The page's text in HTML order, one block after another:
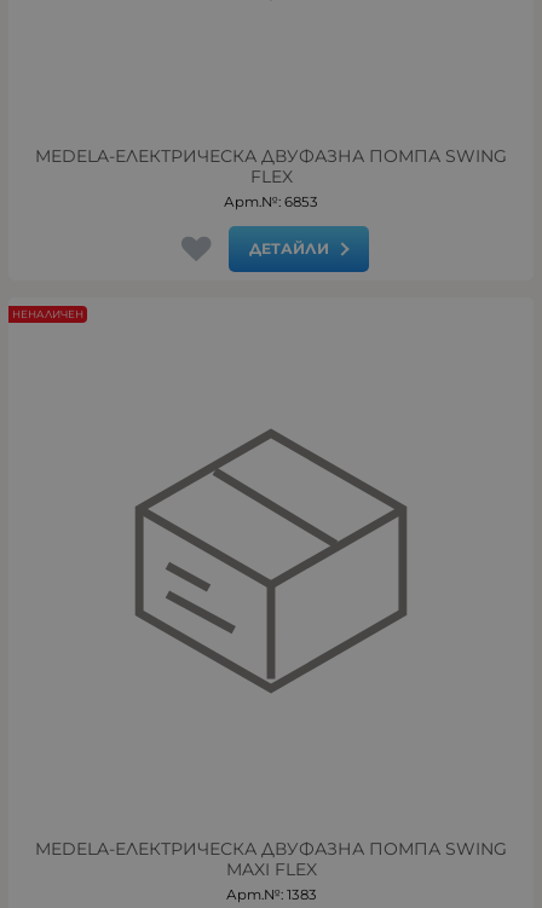
MEDELA-ЕЛЕКТРИЧЕСКА ДВУФАЗНА ПОМПА SWING
FLEX
Арт.№: 6853
ДЕТАЙЛИ
MEDELA-ЕЛЕКТРИЧЕСКА ДВУФАЗНА ПОМПА SWING
MAXI FLEX
Арт.№: 1383
НЕНАЛИЧЕН